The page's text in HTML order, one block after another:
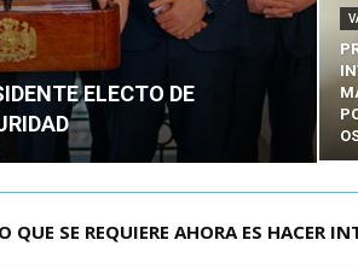
ELECTO DE
POR IPC: “LA ECONOMÍA SE ESTÁ